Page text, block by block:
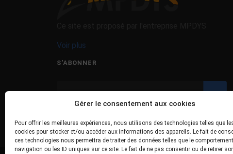
Gérer le consentement aux cookies
Pour offrir les meilleures expériences, nous utilisons des technologies telles que
cookies pour stocker et/ou accéder aux informations des appareils. Le fait de
ces technologies nous permettra de traiter des données telles que le
navigation ou les ID uniques sur ce site. Le fait de ne pas consentir ou de retirer
Voir plus
S'ABONNER
J'ai lu et accepte les termes et les conditions